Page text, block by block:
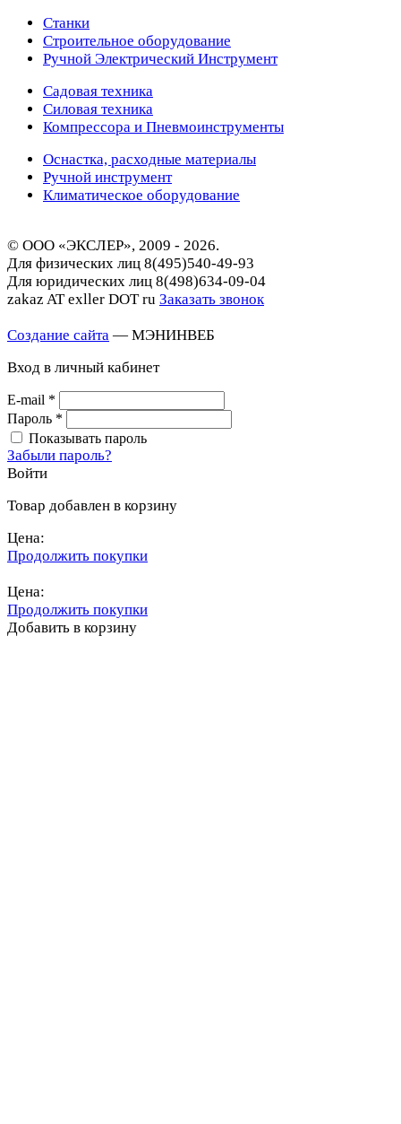
Станки
Строительное оборудование
Ручной Электрический Инструмент
Садовая техника
Силовая техника
Компрессора и Пневмоинструменты
Оснастка, расходные материалы
Ручной инструмент
Климатическое оборудование
© ООО «ЭКСЛЕР», 2009 - 2026.
Для физических лиц 8(495)540-49-93
Для юридических лиц 8(498)634-09-04
zakaz AT exller DOT ru Заказать звонок
Создание сайта — МЭНИНВЕБ
Вход в личный кабинет
E-mail *
Пароль *
Показывать пароль
Забыли пароль?
Войти
Товар добавлен в корзину
Цена:
Продолжить покупки
Цена:
Продолжить покупки
Добавить в корзину